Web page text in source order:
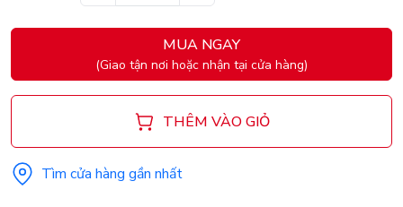
MUA NGAY
(Giao tận nơi hoặc nhận tại cửa hàng)
THÊM VÀO GIỎ
Tìm cửa hàng gần nhất